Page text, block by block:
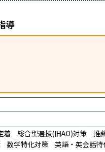
導
着 総合型選抜(旧AO)対策 推
数学特化対策 英語・英会話